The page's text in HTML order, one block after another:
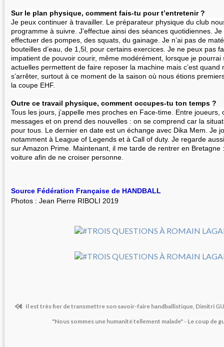
Sur le plan physique, comment fais-tu pour t’entretenir ?
Je peux continuer à travailler. Le préparateur physique du club
programme à suivre. J’effectue ainsi des séances quotidiennes.
effectuer des pompes, des squats, du gainage. Je n’ai pas de
bouteilles d’eau, de 1,5l, pour certains exercices. Je ne peux pas
impatient de pouvoir courir, même modérément, lorsque je pourrai
actuelles permettent de faire reposer la machine mais c’est quand
s’arrêter, surtout à ce moment de la saison où nous étions
la coupe EHF.
Outre ce travail physique, comment occupes-tu ton temps ?
Tous les jours, j’appelle mes proches en Face-time. Entre joueurs,
messages et on prend des nouvelles : on se comprend car la
pour tous. Le dernier en date est un échange avec Dika Mem. Je
notamment à League of Legends et à Call of duty. Je regarde
sur Amazon Prime. Maintenant, il me tarde de rentrer en Bretagne
voiture afin de ne croiser personne.
Source Fédération Française de HANDBALL
Photos : Jean Pierre RIBOLI 2019
Il est très fier de transmettre son savoir-faire handballistique, Dimitri
"Nous sommes une humanité tellement malade" - Le coup de